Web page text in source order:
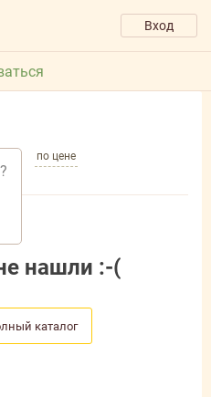
Вход
по цене
нашли :-(
каталог